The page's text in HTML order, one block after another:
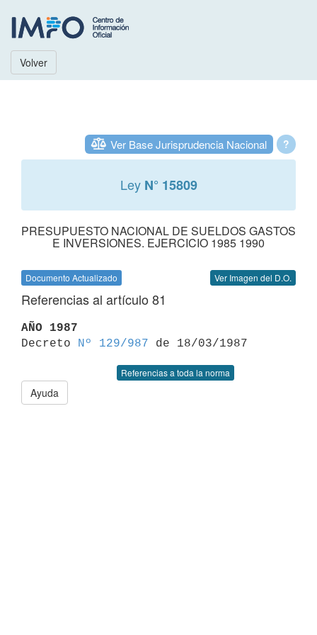
Volver
?
Ver Base Jurisprudencia Nacional
Ley N° 15809
PRESUPUESTO NACIONAL DE SUELDOS GASTOS
E INVERSIONES. EJERCICIO 1985 1990
Documento Actualizado Ver Imagen del D.O.
Referencias al artículo 81
AÑO 1987
Decreto
Nº 129/987
Referencias a toda la norma
Ayuda